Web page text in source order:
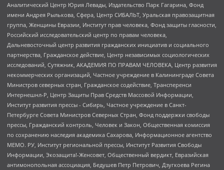
Аналитический Центр Юрия Левады, Издательство Парк Гагарина, Фонд
имени Андрея Рылькова, Сфера, Центр СИБАЛЬТ, Уральская правозащитная
группа, Женщины Евразии, Институт прав человека, Фонд защиты гласности,
Российский исследовательский центр по правам человека,
Дальневосточный центр развития гражданских инициатив и социального
партнерства, Гражданское действие, Центр независимых социологических
исследований, Сутяжник, АКАДЕМИЯ ПО ПРАВАМ ЧЕЛОВЕКА, Центр развития
некоммерческих организаций, Частное учреждение в Калининграде Совета
Министров северных стран, Гражданское содействие, Трансперенси
Интернешнл-Р, Центр Защиты Прав Средств Массовой Информации,
Институт развития прессы - Сибирь, Частное учреждение в Санкт-
Петербурге Совета Министров Северных Стран, Фонд поддержки свободы
прессы, Гражданский контроль, Человек и Закон, Общественная комиссия
по сохранению наследия академика Сахарова, Информационное агентство
МЕМО. РУ, Институт региональной прессы, Институт Развития Свободы
Информации, Экозащита!-Женсовет, Общественный вердикт, Евразийская
антимонопольная ассоциация, Бедушев Петр Петрович, Дзугкоева Регина